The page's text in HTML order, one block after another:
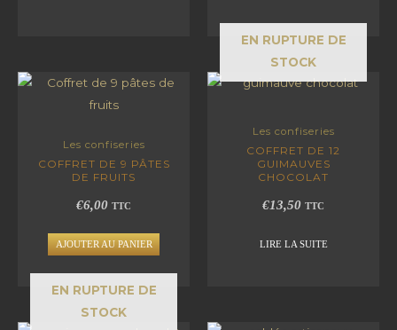
Les confiseries
COFFRET DE 9 PÂTES
DE FRUITS
€6,00 TTC
AJOUTER AU PANIER
EN RUPTURE DE
STOCK
Les confiseries
COFFRET DE 12
GUIMAUVES
CHOCOLAT
€13,50 TTC
LIRE LA SUITE
EN RUPTURE DE
STOCK